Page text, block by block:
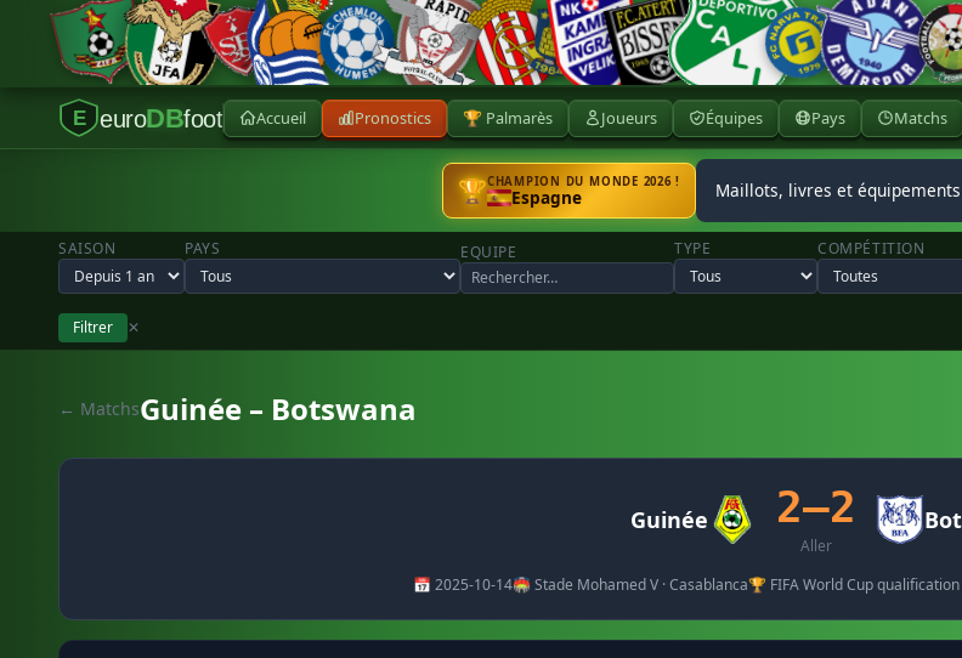
E euroDBfoot Accueil Pronostics 🏆 Palmarès Joueurs Équipes Pays Matchs
🏆CHAMPION DU MONDE 2026 !
Espagne Maillots, livres et
SAISON PAYS EQUIPE TYPE COMPÉTITION
Filtrer ✕
← MatchsGuinée – Botswana
Guinée 2–2
Aller
📅 2025-10-14🏟️ Stade Mohamed V · Casablanca🏆 FIFA World Cup qualification